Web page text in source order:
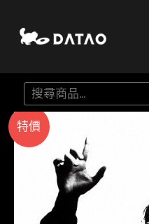
要
容
搜
尋
特價